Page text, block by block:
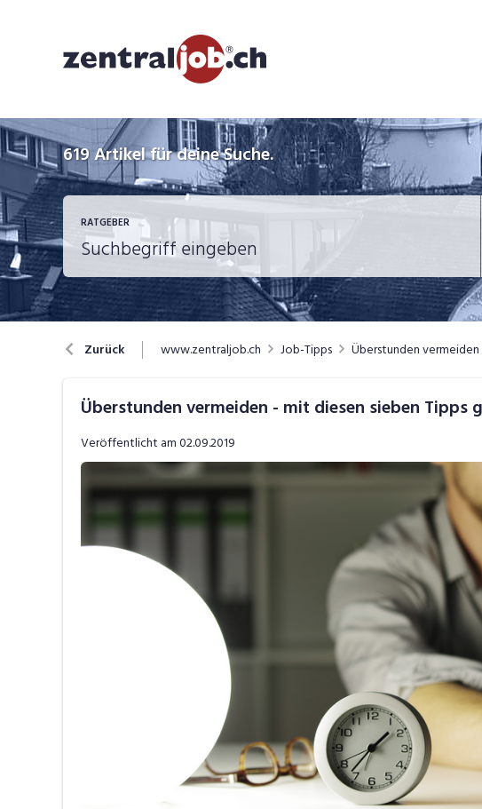
619Artikel für deine Suche.
RATGEBER
Berufsbilder Bewerbung
Job-Coach
Job-Tipps
Video
Zurück www.zentraljob.ch Job-Tipps Überstunden
Überstunden vermeiden - mit diesen sieben Tipps
Veröffentlicht am02.09.2019